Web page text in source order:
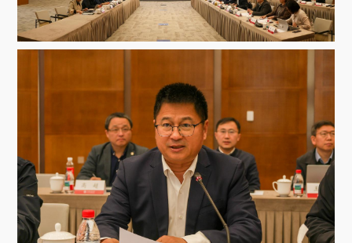
下载中心 联系我们 EN